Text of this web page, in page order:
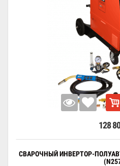
128
СВАРОЧНЫЙ ИНВЕРТОР-